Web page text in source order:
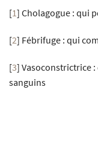
[1] Cholagogue : qui
[2] Fébrifuge : qui
[3] Vasoconstrictrice
sanguins